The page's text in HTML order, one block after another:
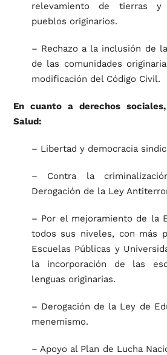
relevamiento de tierras
pueblos originarios.
– Rechazo a la inclusión de
de las comunidades
modificación del Código Civil.
En cuanto a derechos
Salud:
– Libertad y democracia
– Contra la
Derogación de la Ley
– Por el mejoramiento de la
todos sus niveles, con más
Escuelas Públicas y
la incorporación de las
lenguas originarias.
– Derogación de la Ley de
menemismo.
– Apoyo al Plan de Lucha